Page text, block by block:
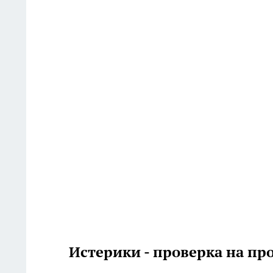
Истерики - проверка на